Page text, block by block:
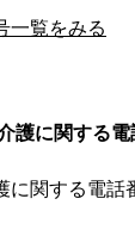
一覧をみる
護に関する
に関する電話